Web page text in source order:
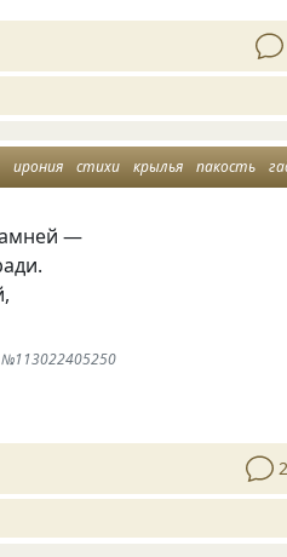
ирония стихи крылья пакость
—
№113022405250